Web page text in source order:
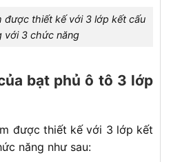
được thiết kế với 3 lớp kết cấu
với 3 chức năng
bạt phủ ô tô 3 lớp
được thiết kế với 3 lớp kết
năng như sau: